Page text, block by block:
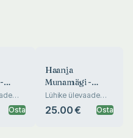
ja
Osta
Haanja
Munamägi -
turistide Mekka
Lühike ülevaade
Balti-maade
kõrgeimast tipust ja
25.00 € Osta